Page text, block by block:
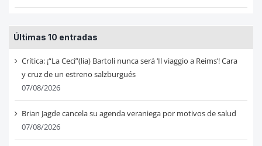
Últimas 10 entradas
Crítica: ¡“La Ceci”(lia) Bartoli nunca será ‘Il viaggio a Reims’! Cara
y cruz de un estreno salzburgués
07/08/2026
Brian Jagde cancela su agenda veraniega por motivos de salud
07/08/2026